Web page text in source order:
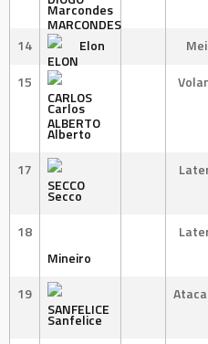
Marcondes
14
Elon
15
Carlos
Alberto
17
Secco
18
Mineiro
19
Sanfelice